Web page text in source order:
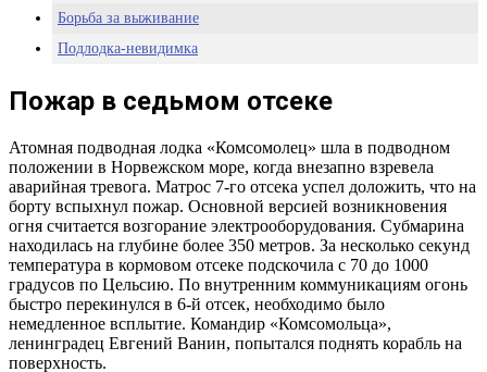
Борьба за выживание
Подлодка-невидимка
Пожар в седьмом отсеке
Атомная подводная лодка «Комсомолец» шла в подводном
положении в Норвежском море, когда внезапно взревела
аварийная тревога. Матрос 7-го отсека успел доложить, что на
борту вспыхнул пожар. Основной версией возникновения
огня считается возгорание электрооборудования. Субмарина
находилась на глубине более 350 метров. За несколько секунд
температура в кормовом отсеке подскочила с 70 до 1000
градусов по Цельсию. По внутренним коммуникациям огонь
быстро перекинулся в 6-й отсек, необходимо было
немедленное всплытие. Командир «Комсомольца»,
ленинградец Евгений Ванин, попытался поднять корабль на
поверхность.